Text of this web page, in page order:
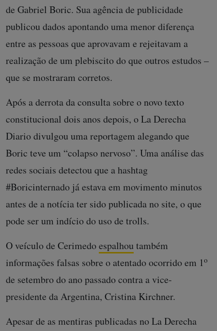
de Gabriel Boric. Sua agência de publicidade
publicou dados apontando uma menor diferença
entre as pessoas que aprovavam e rejeitavam a
realização de um plebiscito do que outros estudos –
que se mostraram corretos.
Após a derrota da consulta sobre o novo texto
constitucional dois anos depois, o La Derecha
Diario divulgou uma reportagem alegando que
Boric teve um “colapso nervoso”. Uma análise das
redes sociais detectou que a hashtag
#Boricinternado já estava em movimento minutos
antes de a notícia ter sido publicada no site, o que
pode ser um indício do uso de trolls.
O veículo de Cerimedoespalhou também
informações falsas sobre o atentado ocorrido em 1o
de setembro do ano passado contra a vice-
presidente da Argentina, Cristina Kirchner.
Apesar de as mentiras publicadas no La Derecha